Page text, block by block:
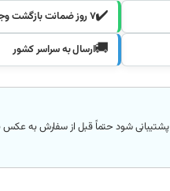
✔️۷ روز ضمانت بازگشت وجه و مرجوعی + ضمانت ترب
🚚ارسال به سراسر کشور
شود حتماً قبل از سفارش به عکس